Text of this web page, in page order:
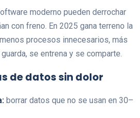
moderno pueden derrochar
con freno. En 2025 gana terreno la
procesos innecesarios, más
se entrena y se comparte.
de datos sin dolor
borrar datos que no se usan en 30–